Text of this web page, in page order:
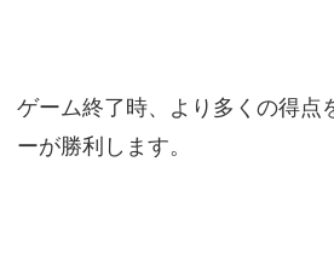
ゲーム終了時、より多くの得点
ーが勝利します。